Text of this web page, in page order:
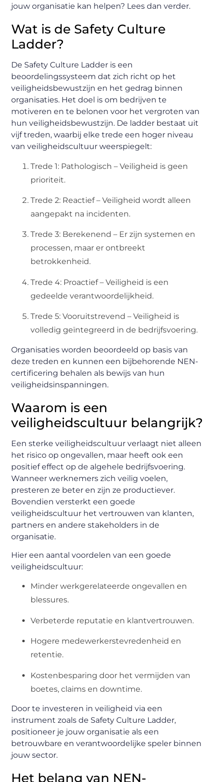
jouw organisatie kan helpen? Lees dan verder.
Wat is de Safety Culture
Ladder?
De Safety Culture Ladder is een
beoordelingssysteem dat zich richt op het
veiligheidsbewustzijn en het gedrag binnen
organisaties. Het doel is om bedrijven te
motiveren en te belonen voor het vergroten van
hun veiligheidsbewustzijn. De ladder bestaat uit
vijf treden, waarbij elke trede een hoger niveau
van veiligheidscultuur weerspiegelt:
Trede 1: Pathologisch – Veiligheid is geen
prioriteit.
Trede 2: Reactief – Veiligheid wordt alleen
aangepakt na incidenten.
Trede 3: Berekenend – Er zijn systemen en
processen, maar er ontbreekt
betrokkenheid.
Trede 4: Proactief – Veiligheid is een
gedeelde verantwoordelijkheid.
Trede 5: Vooruitstrevend – Veiligheid is
volledig geïntegreerd in de bedrijfsvoering.
Organisaties worden beoordeeld op basis van
deze treden en kunnen een bijbehorende NEN-
certificering behalen als bewijs van hun
veiligheidsinspanningen.
Waarom is een
veiligheidscultuur belangrijk?
Een sterke veiligheidscultuur verlaagt niet alleen
het risico op ongevallen, maar heeft ook een
positief effect op de algehele bedrijfsvoering.
Wanneer werknemers zich veilig voelen,
presteren ze beter en zijn ze productiever.
Bovendien versterkt een goede
veiligheidscultuur het vertrouwen van klanten,
partners en andere stakeholders in de
organisatie.
Hier een aantal voordelen van een goede
veiligheidscultuur:
Minder werkgerelateerde ongevallen en
blessures.
Verbeterde reputatie en klantvertrouwen.
Hogere medewerkerstevredenheid en
retentie.
Kostenbesparing door het vermijden van
boetes, claims en downtime.
Door te investeren in veiligheid via een
instrument zoals de Safety Culture Ladder,
positioneer je jouw organisatie als een
betrouwbare en verantwoordelijke speler binnen
jouw sector.
Het belang van NEN-